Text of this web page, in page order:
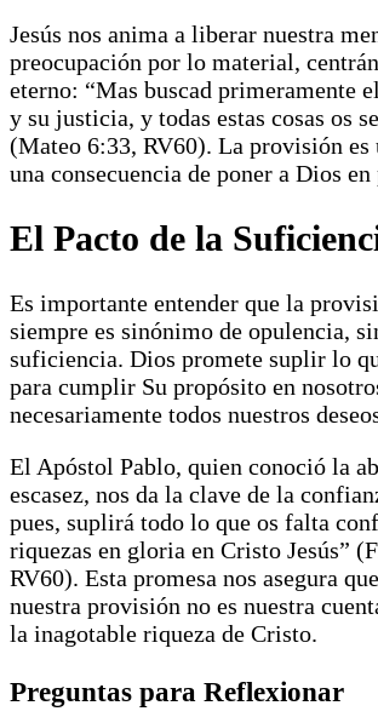
Jesús nos anima a liberar nuestra
preocupación por lo material,
eterno: “Mas buscad primeramente
y su justicia, y todas estas cosas os
(Mateo 6:33, RV60). La provisión es
una consecuencia de poner a Dios
El Pacto de la
Es importante entender que la
siempre es sinónimo de opulencia,
suficiencia. Dios promete suplir lo
para cumplir Su propósito en
necesariamente todos nuestros
El Apóstol Pablo, quien conoció la
escasez, nos da la clave de la
pues, suplirá todo lo que os falta
riquezas en gloria en Cristo Jesús”
RV60). Esta promesa nos asegura
nuestra provisión no es nuestra
la inagotable riqueza de Cristo.
Preguntas para Reflexionar